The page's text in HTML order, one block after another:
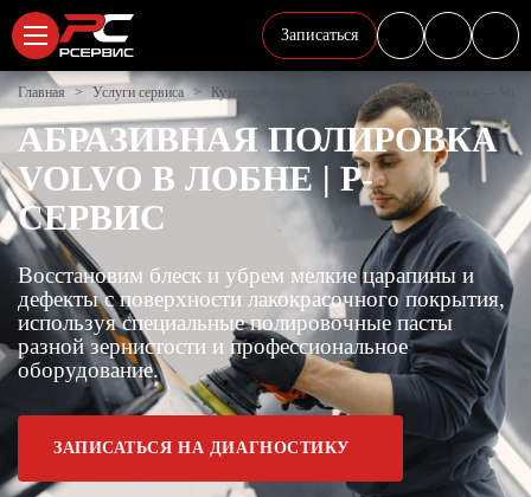
Записаться
Главная Услуги сервиса Кузовной ремонт Абразивная полировка — Volvo
АБРАЗИВНАЯ ПОЛИРОВКА
VOLVO В ЛОБНЕ | Р-
СЕРВИС
Восстановим блеск и убрем мелкие царапины и
дефекты с поверхности лакокрасочного покрытия,
используя специальные полировочные пасты
разной зернистости и профессиональное
оборудование.
ЗАПИСАТЬСЯ НА ДИАГНОСТИКУ